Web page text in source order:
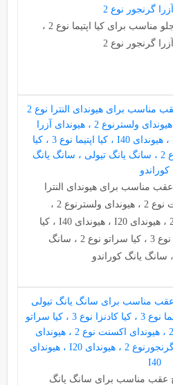
لنت ترمز دیسکی چرخ جلو مناسب برای کیا اپتیما نوع 2 ،
گرنجور نوع 2
مناسب برای هیوندای النترا
نوع 2 ، هیوندای اکسنت نوع 2 ، هیوندای ولسترنوع 2 ،
هیوندای آزرا گرنجورنوع 2 ، هیوندای I20 ، هیوندای I40 ، کیا
اپتیما نوع 3 ، کیا کادنزا نوع 3 ، کیا سراتو نوع 2 ، سانگ
سانگ یانگ کوراندو
عقب مناسب برای سانگ یانگ